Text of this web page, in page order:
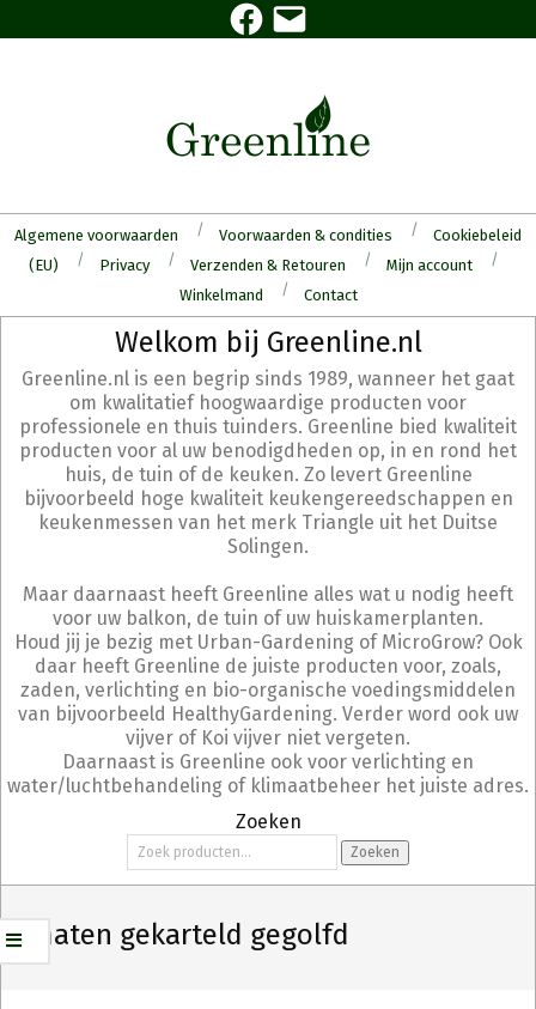
to
Facebook
E-
mail
Algemene voorwaarden Voorwaarden & condities
Cookiebeleid
(EU)
Privacy Verzenden & Retouren
Mijn account
Winkelmand
Contact
Menu
Welkom bij Greenline.nl
Greenline.nl is een begrip sinds 1989, wanneer het gaat
om kwalitatief hoogwaardige producten voor
professionele en thuis tuinders. Greenline bied kwaliteit
producten voor al uw benodigdheden op, in en rond het
huis, de tuin of de keuken. Zo levert Greenline
bijvoorbeeld hoge kwaliteit keukengereedschappen en
keukenmessen van het merk Triangle uit het Duitse
Solingen.
Maar daarnaast heeft Greenline alles wat u nodig heeft
voor uw balkon, de tuin of uw huiskamerplanten.
Houd jij je bezig met Urban-Gardening of MicroGrow? Ook
daar heeft Greenline de juiste producten voor, zoals,
zaden, verlichting en bio-organische voedingsmiddelen
van bijvoorbeeld HealthyGardening. Verder word ook uw
vijver of Koi vijver niet vergeten.
Daarnaast is Greenline ook voor verlichting en
water/luchtbehandeling of klimaatbeheer het juiste adres.
Zoeken
Zoeken
naar:
Zoeken
tomaten gekarteld gegolfd